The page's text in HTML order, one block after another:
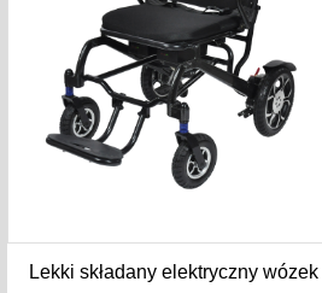
Lekki składany elektryczny wózek